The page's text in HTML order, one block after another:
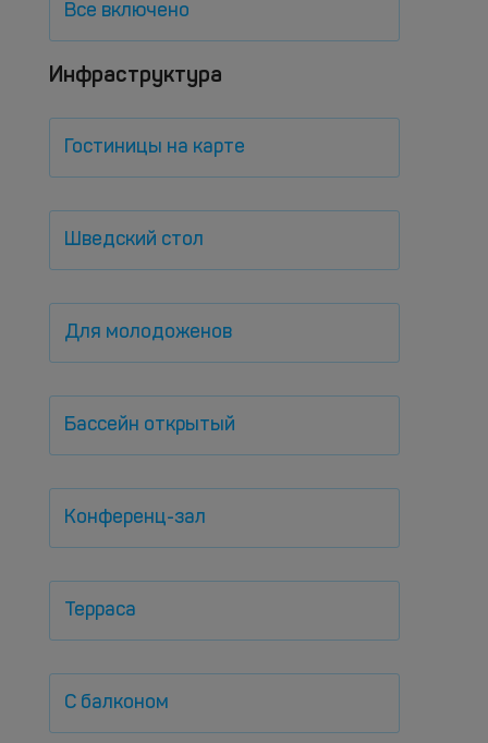
Все включено
Инфраструктура
Гостиницы на карте
Шведский стол
Для молодоженов
Бассейн открытый
Конференц-зал
Терраса
С балконом